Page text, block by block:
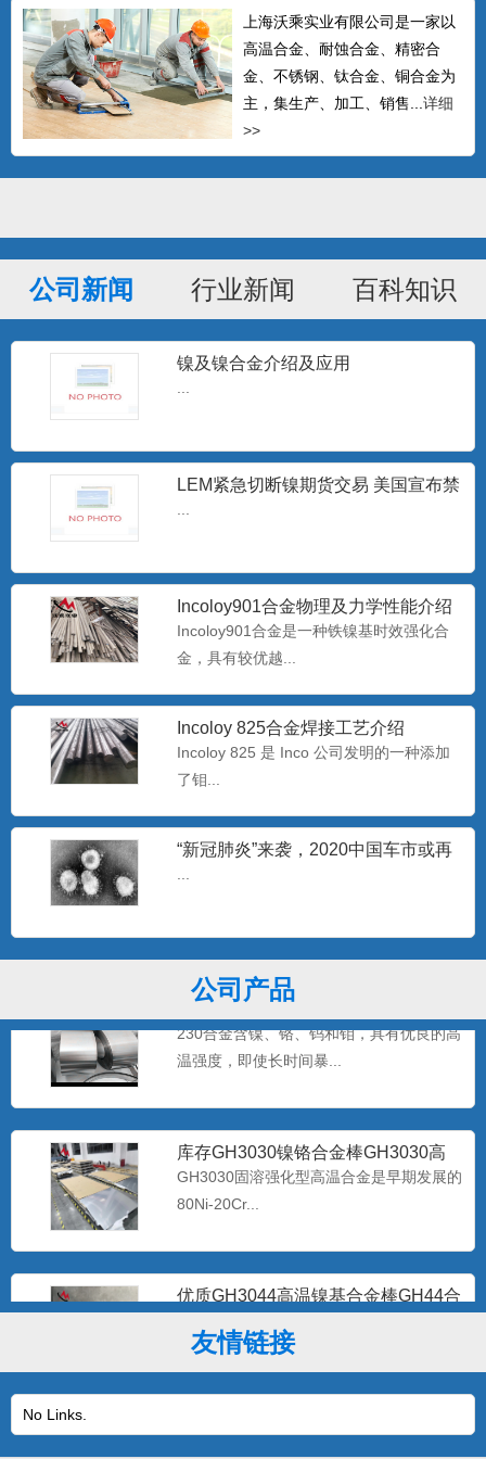
上海沃乘实业有限公司是一家以
高温合金、耐蚀合金、精密合
金、不锈钢、钛合金、铜合金为
主，集生产、加工、销售... 详细
>>
公司新闻 行业新闻 百科知识
镍及镍合金介绍及应用
LEM紧急切断镍期货交易 美国宣布禁
Incoloy901合金物理及力学性能介绍
Incoloy901合金是一种铁镍基时效强化合
金，具有较优越...
Incoloy 825合金焊接工艺介绍
Incoloy 825 是 Inco 公司发明的一种添加
了钼...
“新冠肺炎”来袭，2020中国车市或再
公司产品
GH605钴基高温合金棒 L605钴基焊
条 Haynes
可以生产δ≤14mm的热轧中板、δ≤4mm的
276毛
Hastelloy C-276 对氧化性和中等还原性腐
蚀有较...
批发Monel400铜镍合金管 蒙乃尔
Monel400是一种用量最大、用途最广、综
合性能好的耐蚀合...
专业生产耐腐蚀B30白铜管 b30镍白
铜板/棒
白铜是以镍为主要添加元素的铜基合金，
呈银白色，有金属光泽，故...
哈氏N10276镍基合金板 美标
Hastelloy C-2
哈氏C-276合是一种含钨的镍-铬-钼合金，
海恩斯Haynes230-W 镍基合金带材
Haynes2
230合金含镍、铬、钨和钼，具有优良的高
温强度，即使长时间暴...
库存GH3030镍铬合金棒GH3030高
温合金带材GH30
GH3030固溶强化型高温合金是早期发展的
80Ni-20Cr...
优质GH3044高温镍基合金棒GH44合
金板现货 gh30
该合金是体固溶强化镍基抗高温氧化合
金，在900℃以下具有高的...
专业生产批发Inconel625无缝管耐蚀
2.4856镍基
625合金在很多介质中都表现出极好的耐腐
友情链接
No Links.